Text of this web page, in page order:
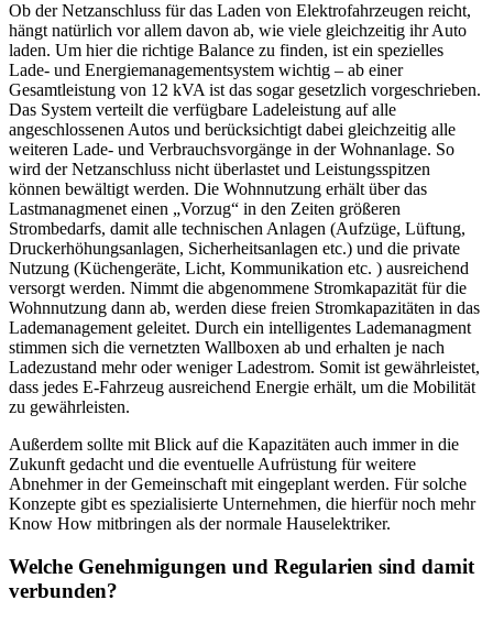
Ob der Netzanschluss für das Laden von Elektrofahrzeugen reicht,
hängt natürlich vor allem davon ab, wie viele gleichzeitig ihr Auto
laden. Um hier die richtige Balance zu finden, ist ein spezielles
Lade- und Energiemanagementsystem wichtig – ab einer
Gesamtleistung von 12 kVA ist das sogar gesetzlich vorgeschrieben.
Das System verteilt die verfügbare Ladeleistung auf alle
angeschlossenen Autos und berücksichtigt dabei gleichzeitig alle
weiteren Lade- und Verbrauchsvorgänge in der Wohnanlage. So
wird der Netzanschluss nicht überlastet und Leistungsspitzen
können bewältigt werden. Die Wohnnutzung erhält über das
Lastmanagmenet einen „Vorzug“ in den Zeiten größeren
Strombedarfs, damit alle technischen Anlagen (Aufzüge, Lüftung,
Druckerhöhungsanlagen, Sicherheitsanlagen etc.) und die private
Nutzung (Küchengeräte, Licht, Kommunikation etc. ) ausreichend
versorgt werden. Nimmt die abgenommene Stromkapazität für die
Wohnnutzung dann ab, werden diese freien Stromkapazitäten in das
Lademanagement geleitet. Durch ein intelligentes Lademanagment
stimmen sich die vernetzten Wallboxen ab und erhalten je nach
Ladezustand mehr oder weniger Ladestrom. Somit ist gewährleistet,
dass jedes E-Fahrzeug ausreichend Energie erhält, um die Mobilität
zu gewährleisten.
Außerdem sollte mit Blick auf die Kapazitäten auch immer in die
Zukunft gedacht und die eventuelle Aufrüstung für weitere
Abnehmer in der Gemeinschaft mit eingeplant werden. Für solche
Konzepte gibt es spezialisierte Unternehmen, die hierfür noch mehr
Know How mitbringen als der normale Hauselektriker.
Welche Genehmigungen und Regularien sind damit
verbunden?